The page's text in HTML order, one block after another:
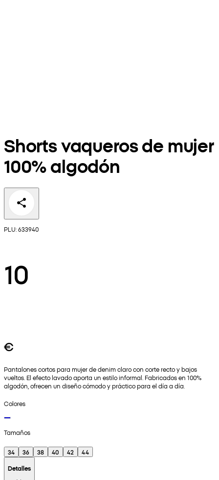
Shorts vaqueros de mujer
100% algodón
PLU: 633940
10
€
Pantalones cortos para mujer de denim claro con corte recto y bajos
vueltos. El efecto lavado aporta un estilo informal. Fabricados en 100%
algodón, ofrecen un diseño cómodo y práctico para el día a día.
Colores
Tamaños
34 36 38 40 42
44
Detalles